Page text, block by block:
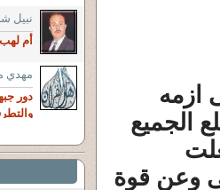
ازمه
الجميع
وعن قوة
نبيل
أم لهب
مهدي
دور